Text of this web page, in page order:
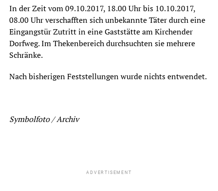
In der Zeit vom 09.10.2017, 18.00 Uhr bis 10.10.2017,
08.00 Uhr verschafften sich unbekannte Täter durch eine
Eingangstür Zutritt in eine Gaststätte am Kirchender
Dorfweg. Im Thekenbereich durchsuchten sie mehrere
Schränke.
Nach bisherigen Feststellungen wurde nichts entwendet.
Symbolfoto / Archiv
ADVERTISEMENT